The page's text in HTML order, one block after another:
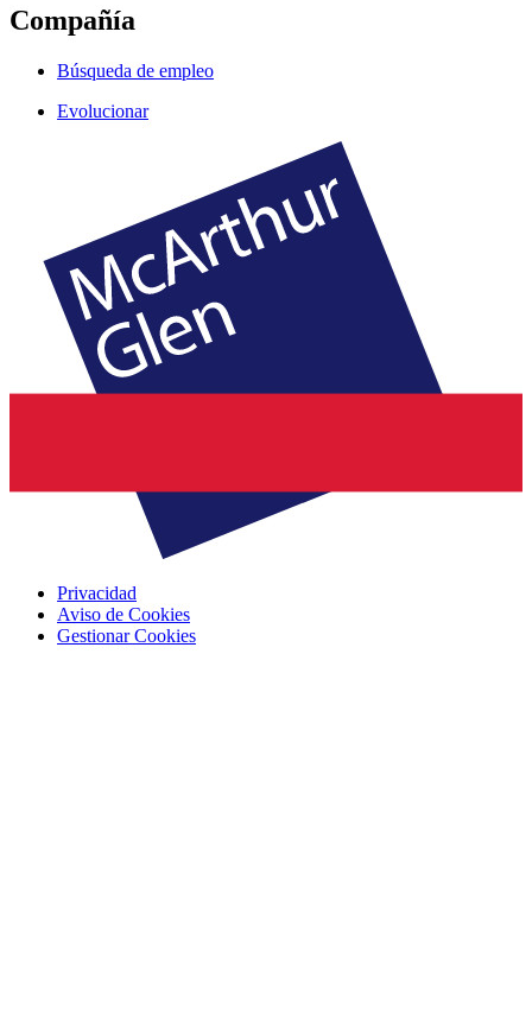
Compañía
Búsqueda de empleo
Evolucionar
Privacidad
Aviso de Cookies
Gestionar Cookies